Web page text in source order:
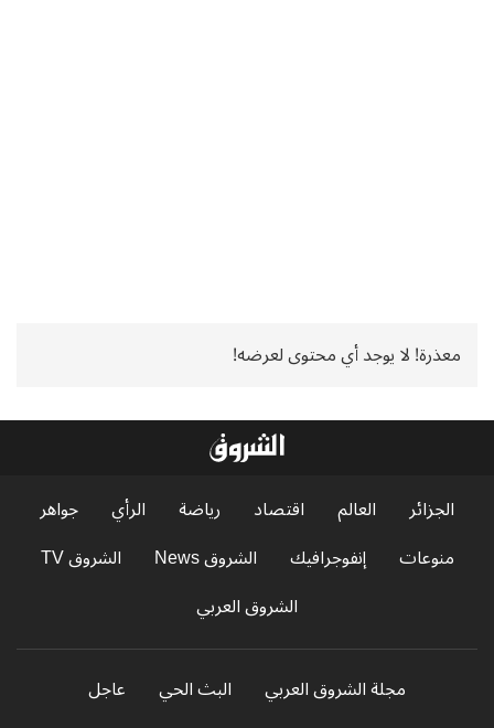
معذرة! لا يوجد أي محتوى لعرضه!
الجزائر العالم اقتصاد رياضة الرأي
جواهر
منوعات
إنفوجرافيك الشروق News
الشروق TV
الشروق العربي
مجلة الشروق العربي البث الحي
عاجل